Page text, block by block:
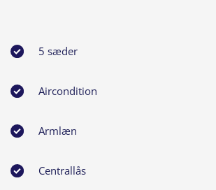
5 sæder
Aircondition
Armlæn
Centrallås